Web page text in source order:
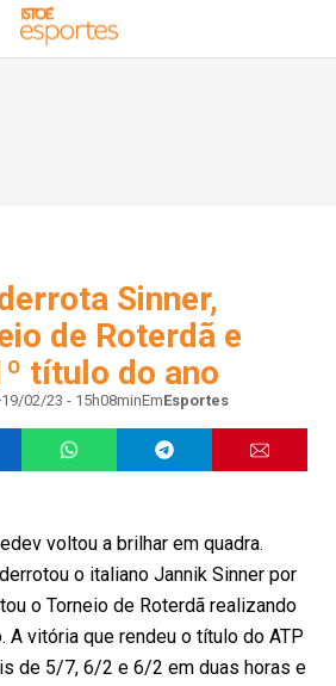
Sinner,
de Roterdã e
título do ano
19/02/23 - 15h08minEmEsportes
voltou a brilhar em quadra.
o italiano Jannik Sinner por
o Torneio de Roterdã realizando
A vitória que rendeu o título do ATP
de 5/7, 6/2 e 6/2 em duas horas e